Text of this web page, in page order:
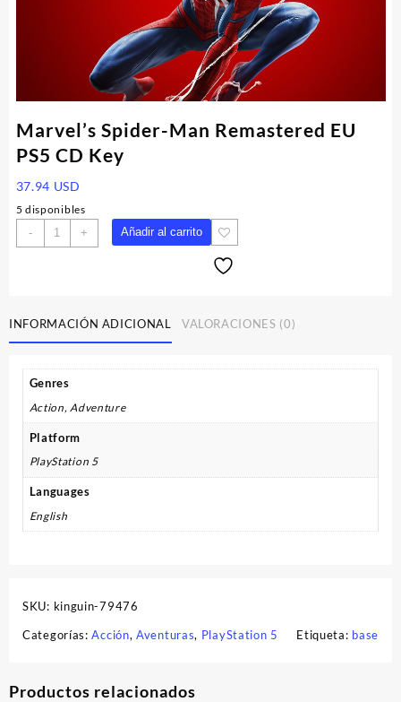
Marvel’s Spider-Man Remastered EU
PS5 CD Key
37.94 USD
5 disponibles
-
Marvel's
Spider-
PS5
CD
cantidad
+ Añadir al carrito
INFORMACIÓN ADICIONAL VALORACIONES (0)
Genres
Action, Adventure
Platform
PlayStation 5
Languages
English
SKU: kinguin-79476
Categorías:Acción,Aventuras, PlayStation 5 Etiqueta: base
Productos relacionados